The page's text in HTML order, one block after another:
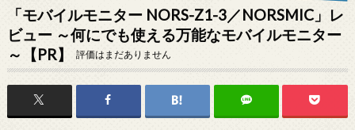
「モバイルモニター NORS-Z1-3／NORSMIC」レ
ビュー ～何にでも使える万能なモバイルモニター
～【PR】
評価はまだありません